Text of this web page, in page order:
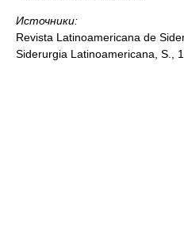
Источники:
Revista Latinoamericana de
Siderurgia Latinoamericana, S.,